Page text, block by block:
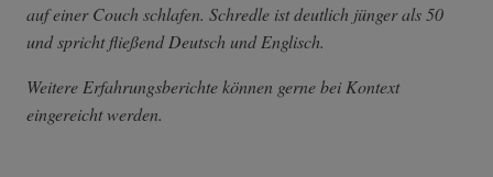
auf einer Couch schlafen. Schredle ist deutlich jünger als 50
und spricht fließend Deutsch und Englisch.
Weitere Erfahrungsberichte können gerne bei Kontext
eingereicht werden.